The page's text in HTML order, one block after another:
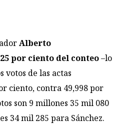
Alberto
por ciento del conteo–lo
votos de las actas
ciento, contra 49,998 por
son 9 millones 35 mil 080
34 mil 285 para Sánchez.